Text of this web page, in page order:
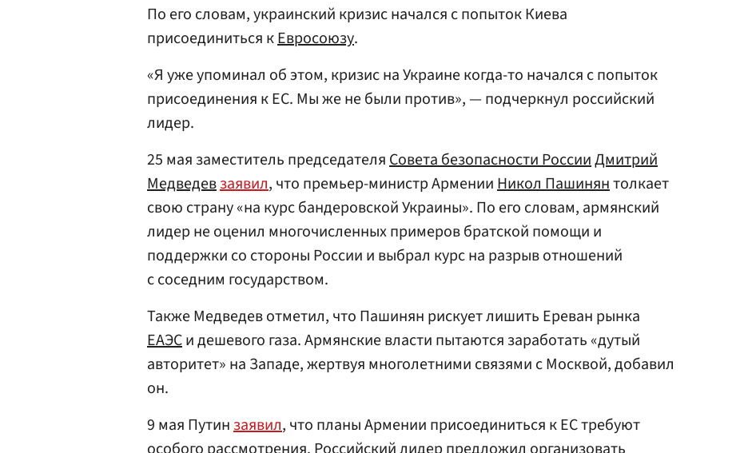
По его словам, украинский кризис начался с попыток Киева
присоединиться кЕвросоюзу.
«Я уже упоминал об этом, кризис на Украине когда-то начался с попыток
присоединения к ЕС. Мы же не были против», — подчеркнул российский
лидер.
25 мая заместитель председателяСовета безопасности РоссииДмитрий
Медведевзаявил, что премьер-министр АрменииНикол Пашинянтолкает
свою страну «на курс бандеровской Украины». По его словам, армянский
лидер не оценил многочисленных примеров братской помощи и
поддержки со стороны России и выбрал курс на разрыв отношений
с соседним государством.
Также Медведев отметил, что Пашинян рискует лишить Ереван рынка
ЕАЭСи дешевого газа. Армянские власти пытаются заработать «дутый
авторитет» на Западе, жертвуя многолетними связями с Москвой, добавил
он.
9 мая Путинзаявил, что планы Армении присоединиться к ЕС требуют